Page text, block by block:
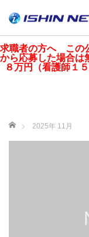
求職者の方へ この
から応募した場合は
８万円（看護師１
ホーム 2025年 11月